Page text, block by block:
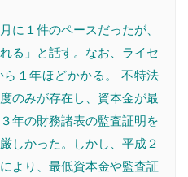
に１件のペースだったが、
る」と話す。なお、ライセ
１年ほどかかる。 不特法
のみが存在し、資本金が最
年の財務諸表の監査証明を
しかった。しかし、平成２
より、最低資本金や監査証